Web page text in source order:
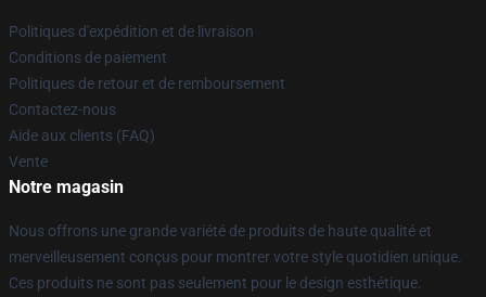
Politiques d'expédition et de livraison
Conditions de paiement
Politiques de retour et de remboursement
Contactez-nous
Aide aux clients (FAQ)
Vente
Notre magasin
Nous offrons une grande variété de produits de haute qualité et
merveilleusement conçus pour montrer votre style quotidien unique.
Ces produits ne sont pas seulement pour le design esthétique.